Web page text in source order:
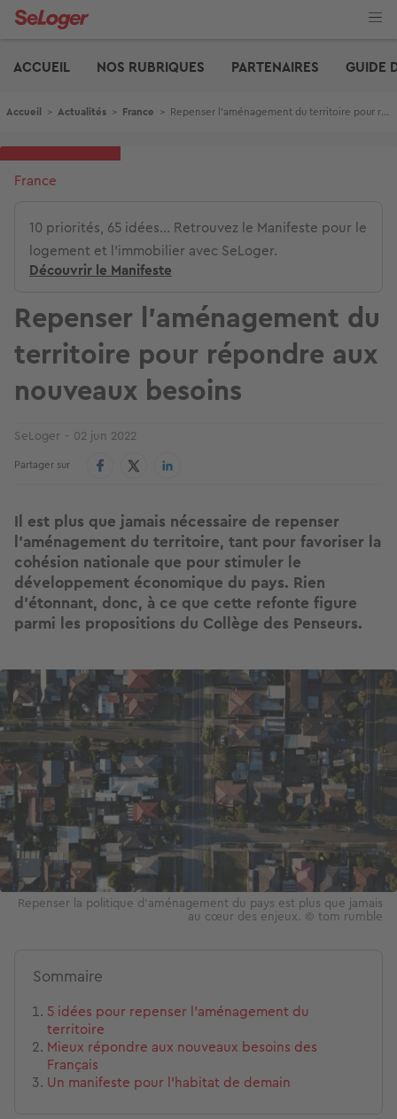
Aller
ACCUEIL
NOS RUBRIQUES PARTENAIRES GUIDE
Fil d'Ariane
Accueil > Actualités > France > Repenser l’aménagement du territoire pour répondre aux nouveaux besoins
France
10 priorités, 65 idées... Retrouvez le Manifeste pour le
logement et l'immobilier avec SeLoger.
Découvrir le Manifeste
Repenser l’aménagement du
territoire pour répondre aux
nouveaux besoins
SeLoger 02 jun 2022
Partager sur
Il est plus que jamais nécessaire de repenser
l’aménagement du territoire, tant pour favoriser la
cohésion nationale que pour stimuler le
développement économique du pays. Rien
d’étonnant, donc, à ce que cette refonte figure
parmi les propositions du Collège des Penseurs.
Image
Repenser la politique d’aménagement du pays est plus que jamais
au cœur des enjeux. © tom rumble
Sommaire
5 idées pour repenser l’aménagement du
territoire
Mieux répondre aux nouveaux besoins des
Français
Un manifeste pour l’habitat de demain